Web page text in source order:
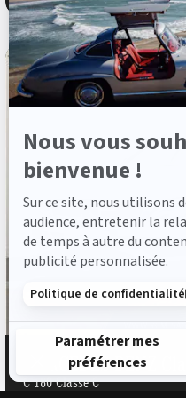
Axeptio
Nous vous
bienvenue !
Sur ce site, nous utilisons
audience, entretenir la
de temps à autre du
publicité personnalisée.
Politique de confidentialité
Paramétrer mes
préférences
Plateforme de Gestion du
MERCEDES-BENZ
C 180 Classe C